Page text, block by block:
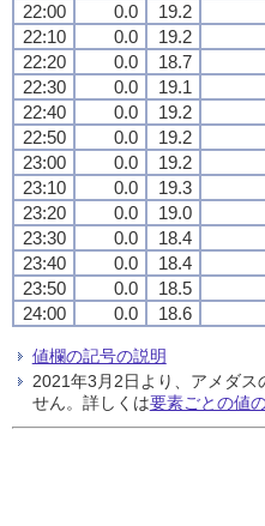
22:00
0.0 19.2
22:10
0.0 19.2
22:20
0.0 18.7
22:30
0.0 19.1
22:40
0.0 19.2
22:50
0.0 19.2
23:00
0.0 19.2
23:10
0.0 19.3
23:20
0.0 19.0
23:30
0.0 18.4
23:40
0.0 18.4
23:50
0.0 18.5
24:00
0.0 18.6
値欄の記号の説明
2021年3月2日より、アメダ
せん。詳しくは要素ごとの値